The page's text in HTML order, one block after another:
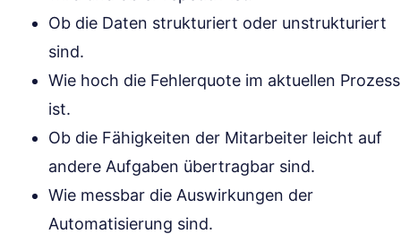
Ob die Daten strukturiert oder unstrukturiert
sind.
Wie hoch die Fehlerquote im aktuellen Prozess
ist.
Ob die Fähigkeiten der Mitarbeiter leicht auf
andere Aufgaben übertragbar sind.
Wie messbar die Auswirkungen der
Automatisierung sind.